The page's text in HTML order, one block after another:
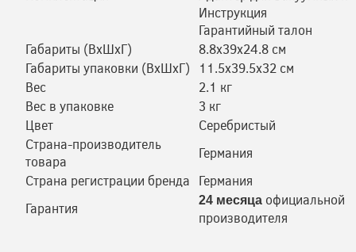
Инструкция
Гарантийный талон
Габариты (ВхШхГ)
8.8х39х24.8 см
Габариты упаковки (ВхШхГ)
11.5х39.5х32 см
Вес
2.1 кг
Вес в упаковке
3 кг
Цвет
Серебристый
Страна-производитель
товара
Германия
Страна регистрации бренда
Германия
Гарантия
24 месяца официальной
производителя